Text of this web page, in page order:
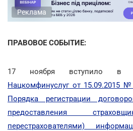
Реклама
ПРАВОВОЕ СОБЫТИЕ:
17 ноября вступило
Нацкомфинуслуг от 15.09.2015
Порядка регистрации
предоставления
перестрахователями)